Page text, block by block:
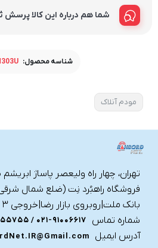
شما هم درباره این کالا پرسش
شناسه محصول:
مودم آنلاک
فروشگاه راهبُرد نِت (ضلع شمال
بانک ملت|روبروی بازار رضا|خروجی ۳ مترو تاترشهر و BRT)‎‎
شماره تماس
021-91006617 / 09190055755
آدرس ایمیل